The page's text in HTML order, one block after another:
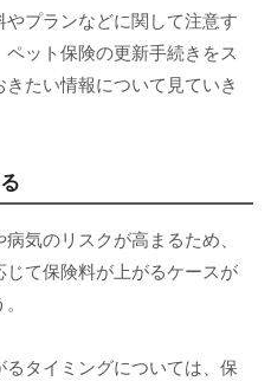
プランなどに関して注意す
ット保険の更新手続きをス
たい情報について見ていき
気のリスクが高まるため、
て保険料が上がるケースが
タイミングについては、保